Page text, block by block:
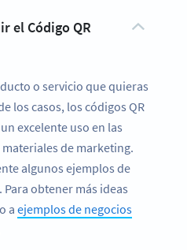
el Código QR
o servicio que quieras
los casos, los códigos QR
excelente uso en las
de marketing.
algunos ejemplos de
obtener más ideas
a ejemplos de negocios